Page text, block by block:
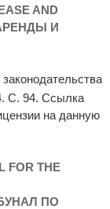
AND
И
законодательства
С. 94. Ссылка
на данную
FOR THE
ПО